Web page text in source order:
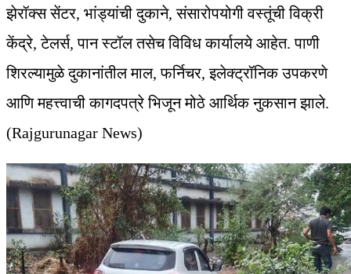
झेरॉक्स सेंटर, भांड्यांची दुकाने, संसारोपयोगी वस्तूंची विक्री
केंद्रे, टेलर्स, पान स्टॉल तसेच विविध कार्यालये आहेत. पाणी
शिरल्यामुळे दुकानांतील माल, फर्निचर, इलेक्ट्रॉनिक उपकरणे
आणि महत्त्वाची कागदपत्रे भिजून मोठे आर्थिक नुकसान झाले.
(Rajgurunagar News)